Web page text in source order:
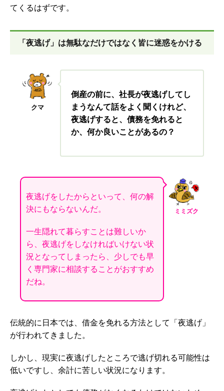
てくるはずです。
「夜逃げ」は無駄なだけではなく皆に迷惑をかける
クマ
倒産の前に、社長が夜逃げしてし
まうなんて話をよく聞くけれど、
夜逃げすると、債務を免れると
か、何か良いことがあるの ？
ミミズク
夜逃げをしたからといって、何の解
決にもならないんだ。
一生隠れて暮らすことは難しいか
ら、夜逃げをしなければいけない状
況となってしまったら、少しでも早
く専門家に相談することがおすすめ
だね。
伝統的に日本では、借金を免れる方法として「夜逃げ」
が行われてきました。
しかし、現実に夜逃げしたところで逃げ切れる可能性は
低いですし、余計に苦しい状況になります。